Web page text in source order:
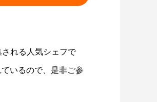
れる人気シェフで
いるので、是非ご参